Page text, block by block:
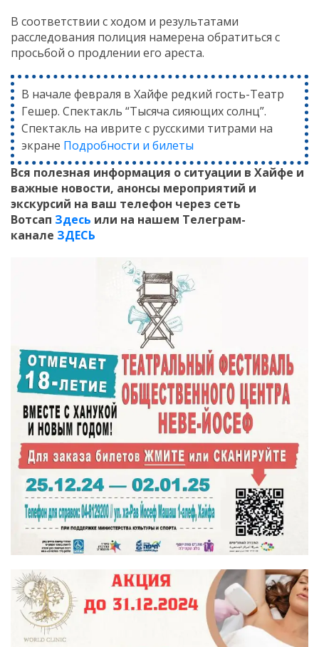
В соответствии с ходом и результатами
расследования полиция намерена обратиться с
просьбой о продлении его ареста.
В начале февраля в Хайфе редкий гость-Театр
Гешер. Спектакль “Тысяча сияющих солнц”.
Спектакль на иврите с русскими титрами на
экране Подробности и билеты
Вся полезная информация о ситуации в Хайфе и
важные новости, анонсы мероприятий и
экскурсий на ваш телефон через сеть
Вотсап Здесь или на нашем Телеграм-
канале ЗДЕСЬ